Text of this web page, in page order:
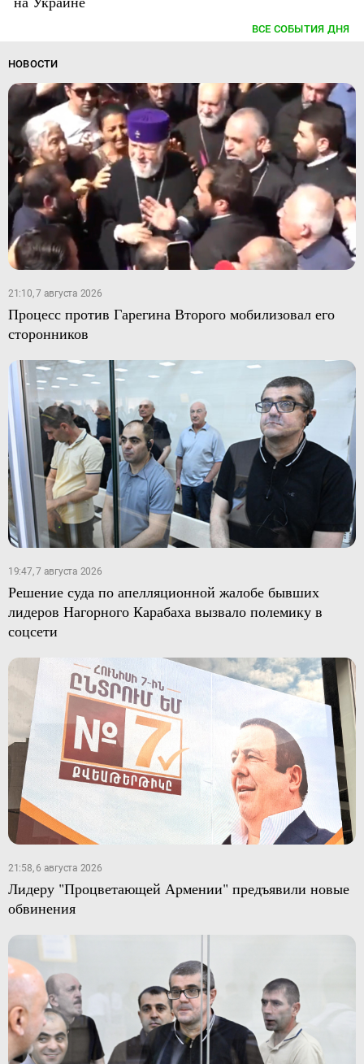
ВСЕ СОБЫТИЯ ДНЯ
НОВОСТИ
21:10, 7 августа 2026
Процесс против Гарегина Второго мобилизовал его
сторонников
19:47, 7 августа 2026
Решение суда по апелляционной жалобе бывших
лидеров Нагорного Карабаха вызвало полемику в
соцсети
21:58, 6 августа 2026
Лидеру "Процветающей Армении" предъявили новые
обвинения